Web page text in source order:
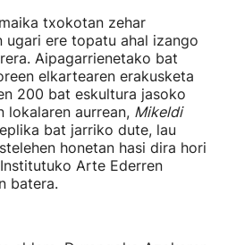
txokotan zehar
ugari ere topatu ahal izango
Aipagarrienetako bat
elkartearen erakusketa
200 bat eskultura jasoko
lokalaren aurrean, Mikeldi
bat jarriko dute, lau
honetan hasi dira hori
Arte Ederren
batera.